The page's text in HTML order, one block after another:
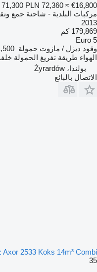
PLN 72,360 ≈ €16,800
مركبات البلدية - شاحنة جمع
2013
179,869 كم
Euro 5
وقود ديزل / مازوت حمولة
الهواء طريقة تفريغ الحمولة
بولندا، Żyrardów
الاتصال بالبائع
Axor 2533 Koks 14m³ Combi
35